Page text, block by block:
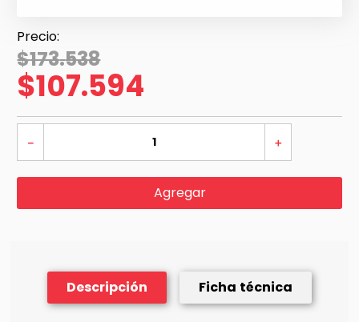
$173.538
$107.594
＋
－
Agregar
Descripción Ficha técnica